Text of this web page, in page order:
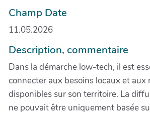
Champ Date
11.05.2026
Description, commentaire
Dans la démarche low-tech, il est
connecter aux besoins locaux et aux
disponibles sur son territoire. La
ne pouvait être uniquement basée